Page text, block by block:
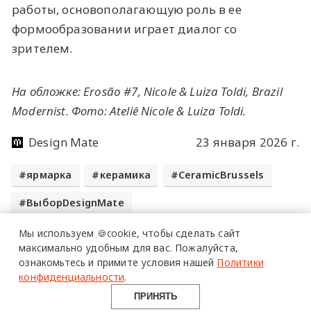
работы, основополагающую роль в ее
формообразовании играет диалог со
зрителем.
На обложке: Erosão #7, Nicole & Luiza Toldi, Brazil
Modernist. Фото: Ateliê Nicole & Luiza Toldi.
Design Mate
23 января 2026 г.
ярмарка керамика CeramicBrussels
ВыборDesignMate
Все самое актуальное и интересное в
еженедельной рассылке Design Mate
специалистов читают
и архитектуру
в Telegram канале
Design Mate
Мы используем 🍪cookie, чтобы сделать сайт
максимально удобным для вас. Пожалуйста,
ознакомьтесь и примите условия нашей Политики
конфиденциальности.
ПРИНЯТЬ